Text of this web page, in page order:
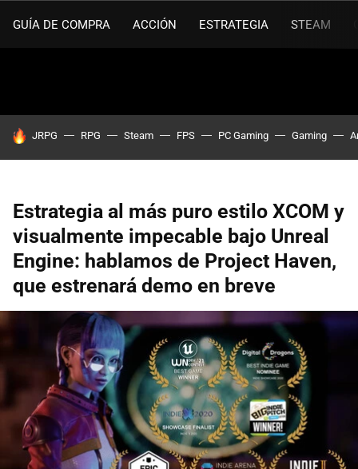
GUÍA DE COMPRA ACCIÓN ESTRATEGIA STEAM
HOY SE HABLA DE
JRPG RPG Steam FPS PC Gaming Gaming
Estrategia al más puro estilo XCOM y
visualmente impecable bajo Unreal
Engine: hablamos de Project Haven,
que estrenará demo en breve